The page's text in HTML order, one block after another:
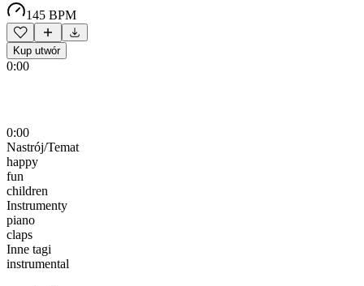
145 BPM
Kup utwór
0:00
0:00
Nastrój/Temat
happy
fun
children
Instrumenty
piano
claps
Inne tagi
instrumental